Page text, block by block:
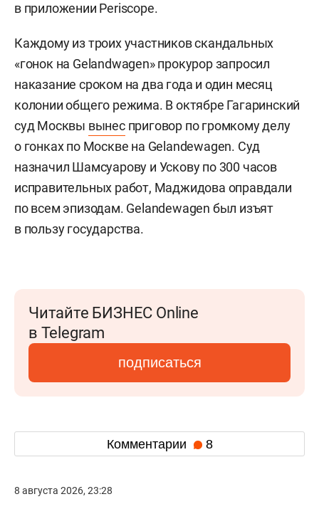
в приложении Periscope.
Каждому из троих участников скандальных
«гонок на Gelandwagen» прокурор запросил
наказание сроком на два года и один месяц
колонии общего режима. В октябре Гагаринский
суд Москвы вынесприговор по громкому делу
о гонках по Москве на Gelandewagen. Суд
назначил Шамсуарову и Ускову по 300 часов
исправительных работ, Маджидова оправдали
по всем эпизодам. Gelandewagen был изъят
в пользу государства.
Читайте БИЗНЕС Online
в Telegram
подписаться
Комментарии 8
8 августа 2026, 23:28